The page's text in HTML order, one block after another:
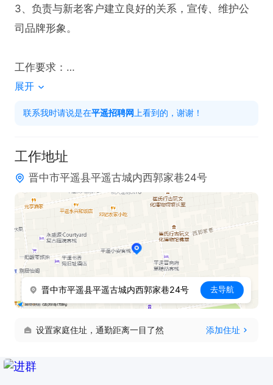
3、负责与新老客户建立良好的关系，宣传、维护公
司品牌形象。
工作要求：
1、高中及以上学历, 具备销售相关工作经验；
2、有责任心并能贯彻执行工作，为人正直；
4，头脑灵活，有变通能力。
展开
联系我时请说是在平遥招聘网 上看到的，谢谢！
工作地址
晋中市平遥县平遥古城内西郭家巷24号
晋中市平遥县平遥古城内西郭家巷24号 去导航
设置家庭住址，通勤距离一目了然 添加住址